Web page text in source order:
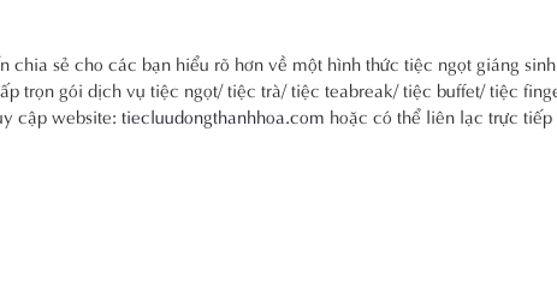
sẻ cho các bạn hiểu rõ hơn về một hình thức tiệc ngọt giáng
trọn gói dịch vụ tiệc ngọt/ tiệc trà/ tiệc teabreak/ tiệc buffet/ tiệc
cập website: tiecluudongthanhhoa.com hoặc có thể liên lạc trực tiếp